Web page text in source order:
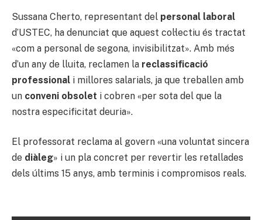
Sussana Cherto, representant del personal laboral
d’USTEC, ha denunciat que aquest col·lectiu és tractat
«com a personal de segona, invisibilitzat». Amb més
d’un any de lluita, reclamen la reclassificació
professional i millores salarials, ja que treballen amb
un conveni obsolet i cobren «per sota del que la
nostra especificitat deuria».
El professorat reclama al govern «una voluntat sincera
de diàleg» i un pla concret per revertir les retallades
dels últims 15 anys, amb terminis i compromisos reals.